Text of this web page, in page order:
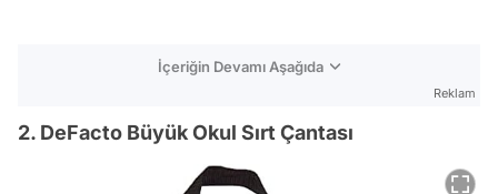
İçeriğin Devamı Aşağıda
Reklam
2. DeFacto Büyük Okul Sırt Çantası